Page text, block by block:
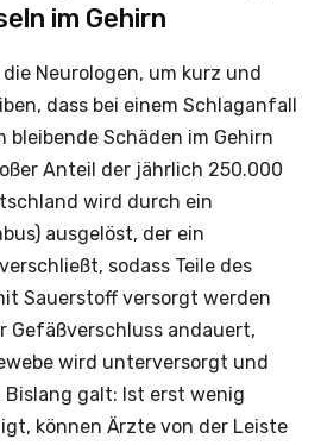
im Gehirn
die Neurologen, um kurz und
dass bei einem Schlaganfall
bleibende Schäden im Gehirn
Anteil der jährlich 250.000
wird durch ein
ausgelöst, der ein
sodass Teile des
Sauerstoff versorgt werden
Gefäßverschluss andauert,
wird unterversorgt und
Bislang galt: Ist erst wenig
können Ärzte von der Leiste